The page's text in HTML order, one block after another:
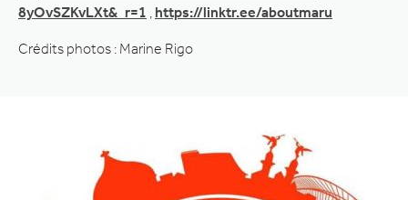
8yOvSZKvLXt&_r=1 https://linktr.ee/aboutmaru
Crédits photos : Marine Rigo